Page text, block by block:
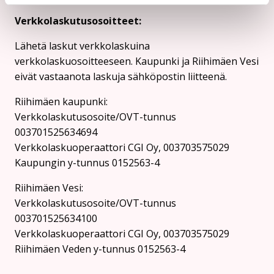
Verkkolaskutusosoitteet:
Lähetä laskut verkkolaskuina
verkkolaskuosoitteeseen. Kaupunki ja Riihimäen Vesi
eivät vastaanota laskuja sähköpostin liitteenä.
Riihimäen kaupunki:
Verkkolaskutusosoite/OVT-tunnus
003701525634694
Verkkolaskuoperaattori CGI Oy, 003703575029
Kaupungin y-tunnus 0152563-4
Rii­hi­mäen Vesi:
Verkkolaskutusosoite/OVT-tunnus
003701525634100
Verkkolaskuoperaattori CGI Oy, 003703575029
Riihimäen Veden y-tunnus 0152563-4